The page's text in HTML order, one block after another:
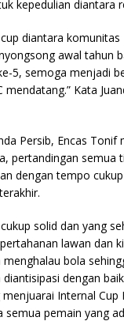
kepedulian diantara
diantara
awal tahun
5, semoga menjadi
mendatang.” Kata
Persib, Encas Tonif
pertandingan semua
dengan tempo
solid dan yang
lawan dan
bola
dengan
Internal Cup
semua pemain yang